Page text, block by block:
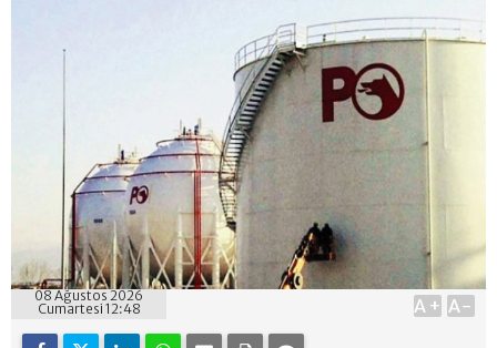
08 Ağustos 2026
Cumartesi 12:48
A+ A-